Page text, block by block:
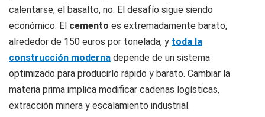
calentarse, el basalto, no. El desafío sigue siendo
económico. El cemento es extremadamente barato,
alrededor de 150 euros por tonelada, y toda la
construcción moderna depende de un sistema
optimizado para producirlo rápido y barato. Cambiar la
materia prima implica modificar cadenas logísticas,
extracción minera y escalamiento industrial.